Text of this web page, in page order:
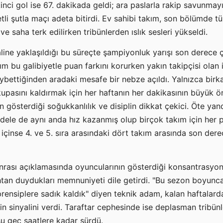
gol ise 67. dakikada geldi; ara paslarla rakip
şutla maçı adeta bitirdi. Ev sahibi takım, son bölümde
saha terk edilirken tribünlerden ıslık sesleri yükseldi.
yaklaşıldığı bu süreçte şampiyonluk yarışı son derece
bu galibiyetle puan farkını korurken yakın takipçisi
aradaki mesafe bir nebze açıldı. Yalnızca
kaldırmak için her haftanın her dakikasının büyük
gösterdiği soğukkanlılık ve disiplin dikkat çekici. Öte
de aynı anda hız kazanmış olup birçok takım için her
4. ve 5. sıra arasındaki dört takım arasında son
açıklamasında oyuncularının gösterdiği
duydukları memnuniyeti dile getirdi. "Bu sezon
sadık kaldık" diyen teknik adam, kalan
sinyalini verdi. Taraftar cephesinde ise deplasman
geç saatlere kadar sürdü.